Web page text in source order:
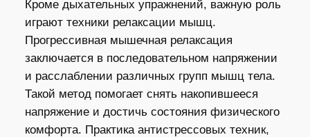
Кроме дыхательных упражнений, важную роль
играют техники релаксации мышц.
Прогрессивная мышечная релаксация
заключается в последовательном напряжении
и расслаблении различных групп мышц тела.
Такой метод помогает снять накопившееся
напряжение и достичь состояния физического
комфорта. Практика антистрессовых техник,